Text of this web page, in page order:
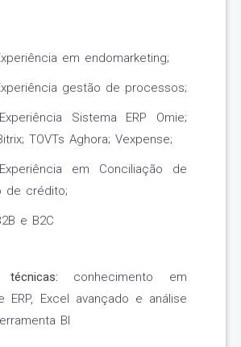
em endomarketing;
gestão de processos;
Sistema ERP Omie;
TOVTs Aghora; Vexpense;
em Conciliação de
de crédito;
e B2C
técnicas: conhecimento em
ERP, Excel avançado e análise
BI